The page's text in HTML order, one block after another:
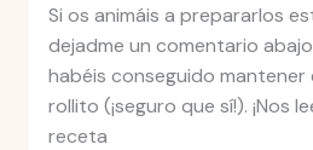
Si os animáis a prepararlos
dejadme un comentario
habéis conseguido
rollito (¡seguro que sí!). ¡Nos
receta